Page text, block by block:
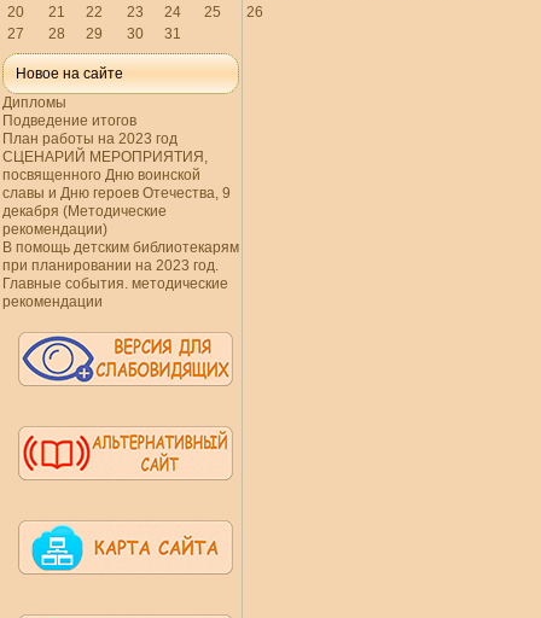
20
21 22 23 24 25
26
27
28 29 30 31
Новое на сайте
Дипломы
Подведение итогов
План работы на 2023 год
СЦЕНАРИЙ МЕРОПРИЯТИЯ,
посвященного Дню воинской
славы и Дню героев Отечества, 9
декабря (Методические
рекомендации)
В помощь детским библиотекарям
при планировании на 2023 год.
Главные события. методические
рекомендации